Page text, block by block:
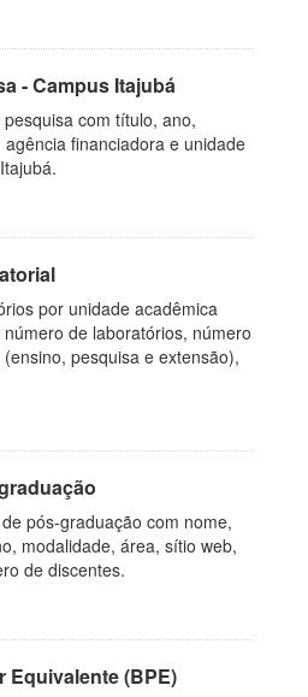
- Campus Itajubá
com título, ano,
financiadora e unidade
por unidade acadêmica
de laboratórios, número
pesquisa e extensão),
pós-graduação com nome,
modalidade, área, sítio web,
de discentes.
Equivalente (BPE)